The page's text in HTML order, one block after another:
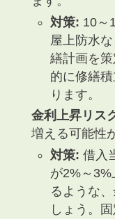
対策: 10～
屋上防水
繕計画を
的に修繕
ります。
金利上昇リス
増える可能性
対策: 借入
が2%～
るような
しょう。